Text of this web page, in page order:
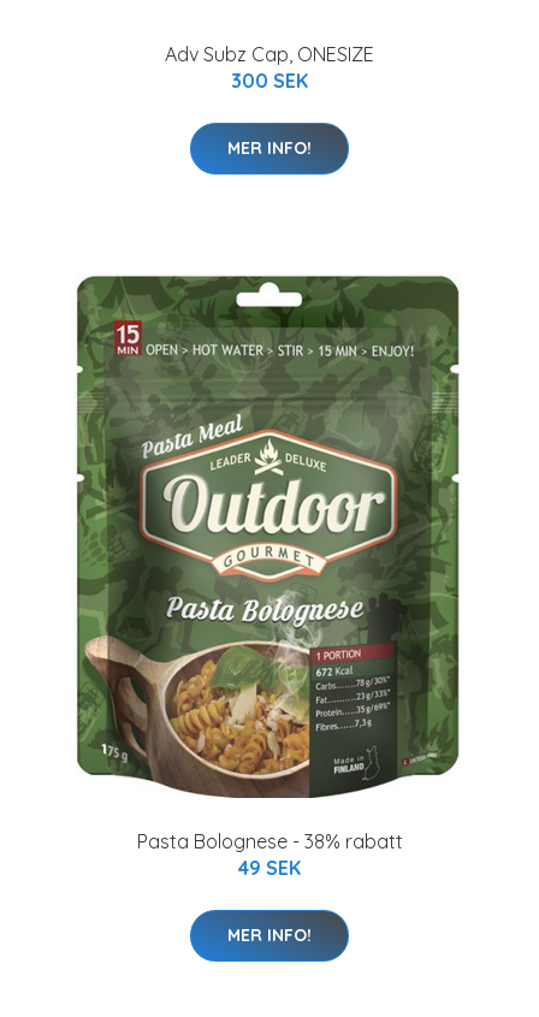
Adv Subz Cap, ONESIZE
300 SEK
MER INFO!
Pasta Bolognese - 38% rabatt
49 SEK
MER INFO!